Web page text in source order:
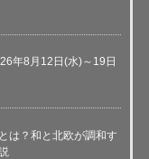
年8月12日(水)～19日
は？和と北欧が調和す